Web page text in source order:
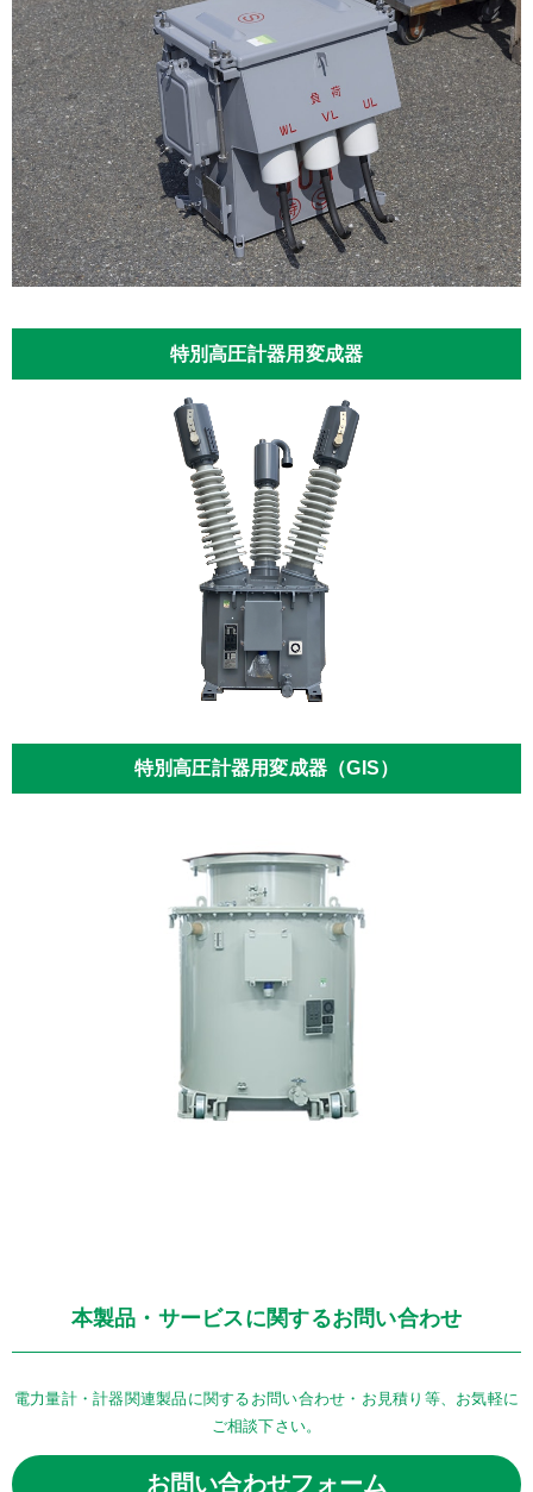
特別高圧計器用変成器
特別高圧計器用変成器（GIS）
本製品・サービスに関するお問い合わせ
電力量計・計器関連製品に関するお問い合わせ・お見積り等、お気軽に
ご相談下さい。
お問い合わせフォーム